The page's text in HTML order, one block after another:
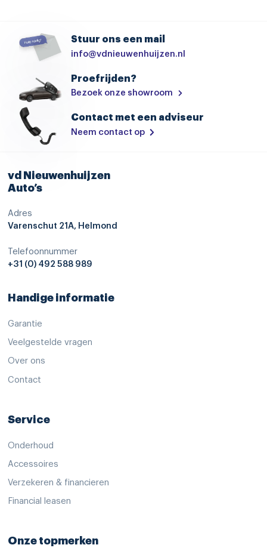
Stuur ons een mail
info@vdnieuwenhuijzen.nl
Proefrijden?
Bezoek onze showroom
Contact met een adviseur
Neem contact op
vd Nieuwenhuijzen
Auto’s
Adres
Varenschut 21A, Helmond
Telefoonnummer
+31 (0) 492 588 989
Handige informatie
Garantie
Veelgestelde vragen
Over ons
Contact
Service
Onderhoud
Accessoires
Verzekeren & financieren
Financial leasen
Onze topmerken